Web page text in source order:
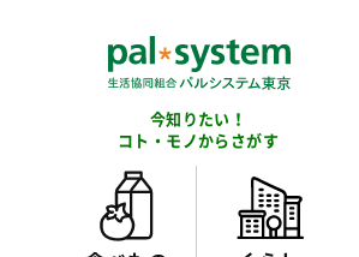
今知りたい！
コト・モノからさがす